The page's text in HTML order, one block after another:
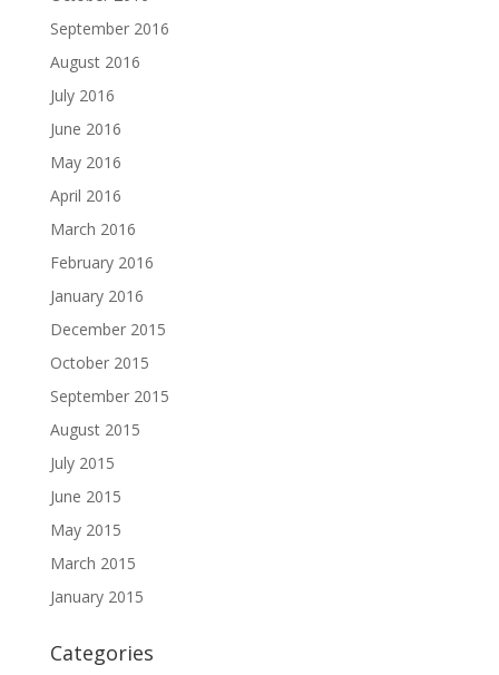
September 2016
August 2016
July 2016
June 2016
May 2016
April 2016
March 2016
February 2016
January 2016
December 2015
October 2015
September 2015
August 2015
July 2015
June 2015
May 2015
March 2015
January 2015
Categories